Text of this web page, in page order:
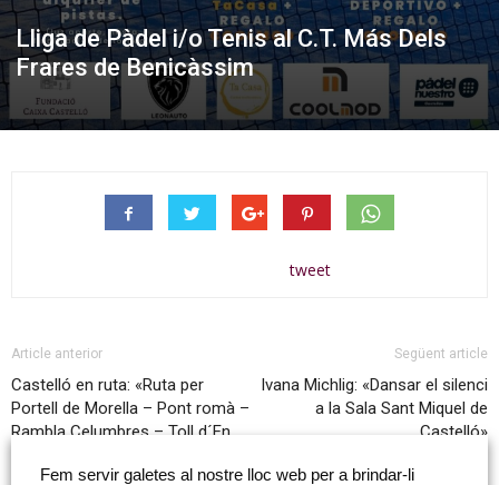
Lliga de Pàdel i/o Tenis al C.T. Más Dels
Frares de Benicàssim
tweet
Article anterior
Castelló en ruta: «Ruta per
Portell de Morella – Pont romà –
Rambla Celumbres – Toll d´En
Següent article
Ivana Michlig: «Dansar el silenci
a la Sala Sant Miquel de
Castelló»
Fem servir galetes al nostre lloc web per a brindar-li